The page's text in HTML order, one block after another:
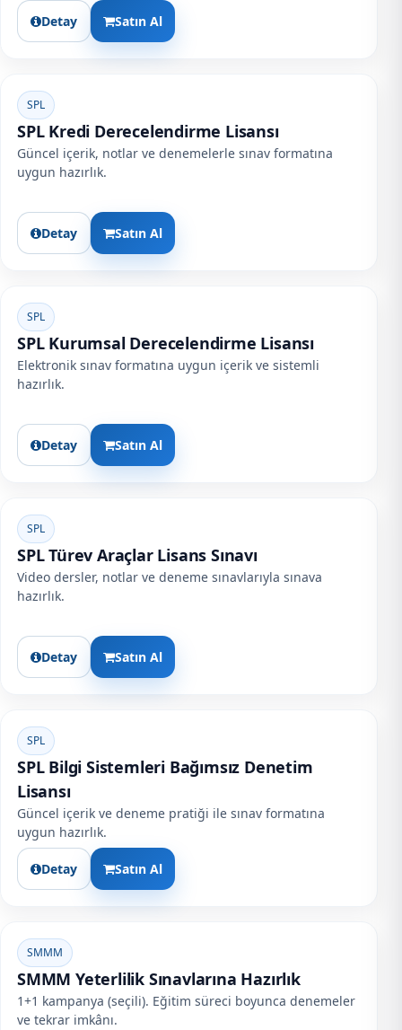
Detay Satın Al
SPL
SPL Kredi Derecelendirme Lisansı
Güncel içerik, notlar ve denemelerle sınav formatına
uygun hazırlık.
Detay Satın Al
SPL
SPL Kurumsal Derecelendirme Lisansı
Elektronik sınav formatına uygun içerik ve sistemli
hazırlık.
Detay Satın Al
SPL
SPL Türev Araçlar Lisans Sınavı
Video dersler, notlar ve deneme sınavlarıyla sınava
hazırlık.
Detay Satın Al
SPL
SPL Bilgi Sistemleri Bağımsız Denetim
Lisansı
Güncel içerik ve deneme pratiği ile sınav formatına
uygun hazırlık.
Detay Satın Al
SMMM
SMMM Yeterlilik Sınavlarına Hazırlık
1+1 kampanya (seçili). Eğitim süreci boyunca denemeler
ve tekrar imkânı.